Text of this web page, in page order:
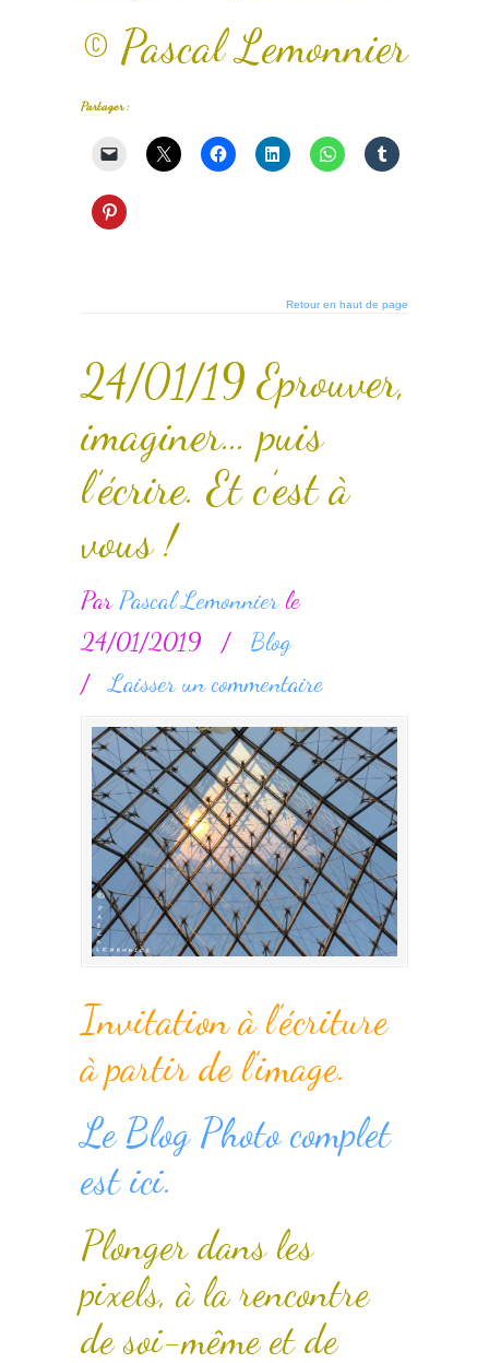
© Pascal Lemonnier
Partager :
Retour en haut de page
24/01/19 Eprouver,
imaginer… puis
l’écrire. Et c’est à
vous !
Par Pascal Lemonnierle
24/01/2019
/
Blog
/Laisser un commentaire
Invitation à l’écriture
à partir de l’image.
Le Blog Photo complet
est ici.
Plonger dans les
pixels, à la rencontre
de soi-même et de